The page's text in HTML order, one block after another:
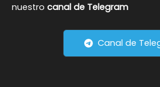
nuestro canal de Telegram
Canal de